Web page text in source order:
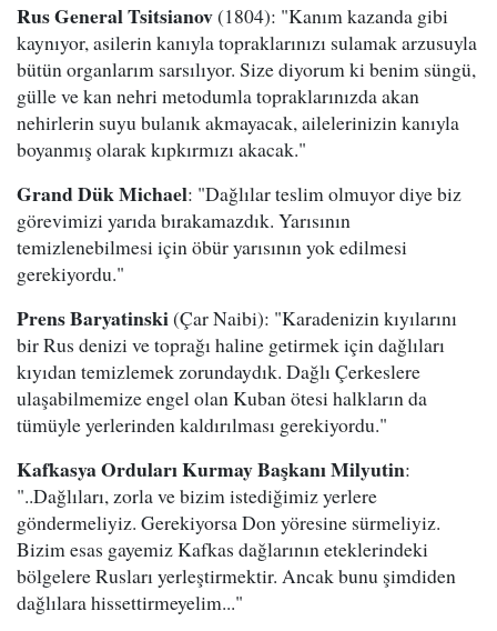
Rus General Tsitsianov(1804): "Kanım kazanda gibi
kaynıyor, asilerin kanıyla topraklarınızı sulamak arzusuyla
bütün organlarım sarsılıyor. Size diyorum ki benim süngü,
gülle ve kan nehri metodumla topraklarınızda akan
nehirlerin suyu bulanık akmayacak, ailelerinizin kanıyla
boyanmış olarak kıpkırmızı akacak."
Grand Dük Michael: "Dağlılar teslim olmuyor diye biz
görevimizi yarıda bırakamazdık. Yarısının
temizlenebilmesi için öbür yarısının yok edilmesi
gerekiyordu."
Prens Baryatinski(Çar Naibi): "Karadenizin kıyılarını
bir Rus denizi ve toprağı haline getirmek için dağlıları
kıyıdan temizlemek zorundaydık. Dağlı Çerkeslere
ulaşabilmemize engel olan Kuban ötesi halkların da
tümüyle yerlerinden kaldırılması gerekiyordu."
Kafkasya Orduları Kurmay Başkanı Milyutin:
"..Dağlıları, zorla ve bizim istediğimiz yerlere
göndermeliyiz. Gerekiyorsa Don yöresine sürmeliyiz.
Bizim esas gayemiz Kafkas dağlarının eteklerindeki
bölgelere Rusları yerleştirmektir. Ancak bunu şimdiden
dağlılara hissettirmeyelim..."